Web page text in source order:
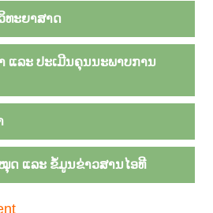
ທະຍາສາດ
ແລະ ປະເມີນຄຸນນະພາບການ
ດ ແລະ ຂໍ້ມູນຂ່າວສານໄອທີ